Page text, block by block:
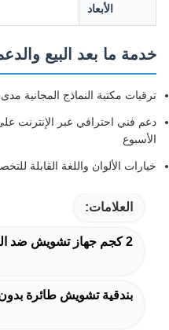
الأبعاد
خدمة ما بعد البيع والدعم
ترقيات مكتبة النماذج المجانية مدى
دعم فني احترافي عبر الإنترنت
الأسبوع
خيارات الألوان واللغة القابلة
العلامات:
2 كجم جهاز تشويش ضد الطائرات بدون طيار,جهاز تشويش محمول ضد الطائرات بدون طيار بقيمة 2 كجم,1جهاز تشويش مكافحة الطائرات بدون طيار
بندقية تشويش طائرة